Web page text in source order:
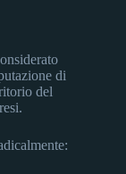
di
del